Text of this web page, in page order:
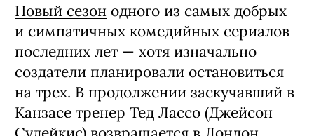
Новый сезон одного из самых добрых
и симпатичных комедийных сериалов
последних лет — хотя изначально
создатели планировали остановиться
на трех. В продолжении заскучавший в
Канзасе тренер Тед Лассо (Джейсон